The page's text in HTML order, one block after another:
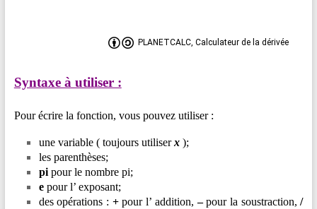
PLANETCALC, Calculateur de la dérivée
Syntaxe à utiliser :
Pour écrire la fonction, vous pouvez utiliser :
une variable ( toujours utiliserx );
les parenthèses;
pipour le nombre pi;
epour l’ exposant;
des opérations : +pour l’ addition,–pour la soustraction, /